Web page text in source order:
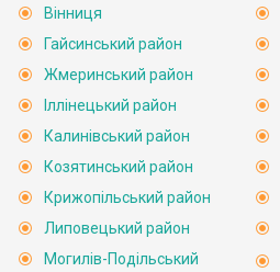
Вінниця
Гайсинський район
Жмеринський район
Іллінецький район
Калинівський район
Козятинський район
Крижопільський район
Липовецький район
Могилів-Подільський